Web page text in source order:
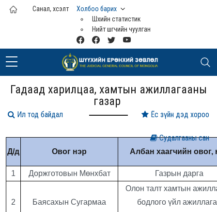
Үндсэн агуулга руу шилжих
Санал, хүсэлт
Холбоо барих
Шүүхийн статистик
Нийт шүүгчийн чуулган
Гадаад харилцаа, хамтын ажиллагааны
газар
Д/д Овог нэр Албан хаагчийн овог,
1 Доржготовын Мөнхбат Газрын дарга
2 Баясахын Сугармаа
Олон талт хамтын
бодлого үйл
Судалгааны сан
Ёс зүйн дэд хороо
Ил тод байдал